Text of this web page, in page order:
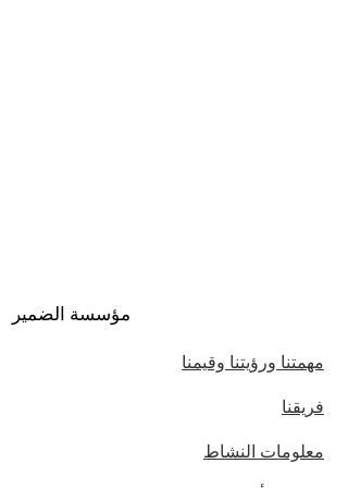
مؤسسة الضمير
مهمتنا ورؤيتنا وقيمنا
فريقنا
معلومات النشاط